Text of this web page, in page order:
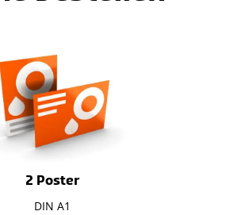
2 Poster
DIN A1